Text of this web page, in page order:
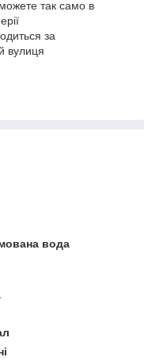
так само в
за
вулиця
вода